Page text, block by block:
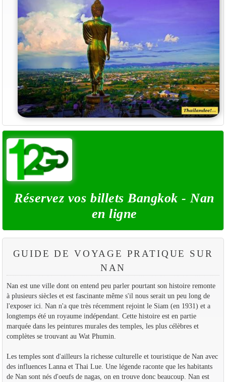
Réservez vos billets Bangkok - Nan
en ligne
GUIDE DE VOYAGE PRATIQUE SUR
NAN
Nan est une ville dont on entend peu parler pourtant son histoire remonte
à plusieurs siècles et est fascinante même s'il nous serait un peu long de
l'exposer ici. Nan n'a que très récemment rejoint le Siam (en 1931) et a
longtemps été un royaume indépendant. Cette histoire est en partie
marquée dans les peintures murales des temples, les plus célèbres et
complètes se trouvant au Wat Phumin.
Les temples sont d'ailleurs la richesse culturelle et touristique de Nan avec
des influences Lanna et Thai Lue. Une légende raconte que les habitants
de Nan sont nés d'oeufs de nagas, on en trouve donc beaucoup. Nan est